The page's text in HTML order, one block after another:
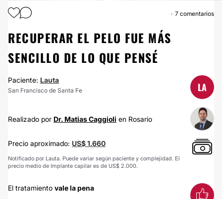
IMPLANTE CAPILAR
7 comentarios
RECUPERAR EL PELO FUE MÁS
SENCILLO DE LO QUE PENSÉ
Paciente: Lauta
San Francisco de Santa Fe LA
Realizado por Dr. Matias Caggioli en Rosario
Precio aproximado: US$ 1.660
Notificado por Lauta. Puede variar según paciente y complejidad. El
precio medio de Implante capilar es de US$ 2.000.
El tratamiento vale la pena